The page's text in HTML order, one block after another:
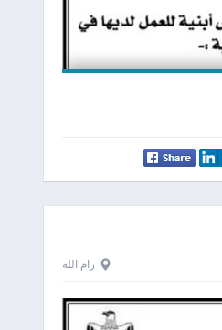
رام الله